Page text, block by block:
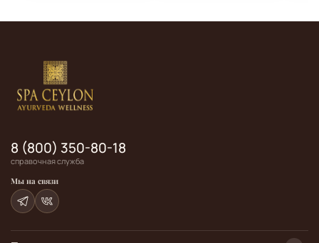
8 (800) 350-80-18
справочная служба
Мы на связи